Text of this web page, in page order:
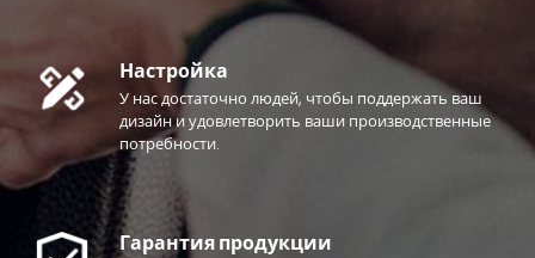
Настройка
У нас достаточно людей, чтобы поддержать ваш
дизайн и удовлетворить ваши производственные
потребности.
Гарантия продукции